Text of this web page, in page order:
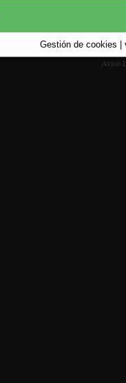
Gestión de cookies |
Aviso